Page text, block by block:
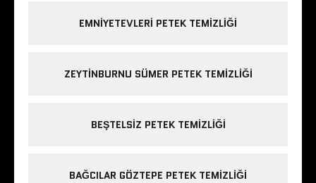
EMNIYETEVLERI PETEK TEMIZLIĞI
ZEYTINBURNU SÜMER PETEK TEMIZLIĞI
BEŞTELSIZ PETEK TEMIZLIĞI
BAĞCILAR GÖZTEPE PETEK TEMIZLIĞI